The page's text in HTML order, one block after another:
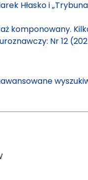
Hłasko i
komponowany.
Nr 12